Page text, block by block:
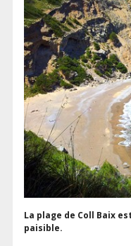
La plage de Coll Baix
paisible.